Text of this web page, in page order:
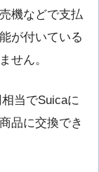
機などで支払
が付いている
せん。
当でSuicaに
品に交換でき